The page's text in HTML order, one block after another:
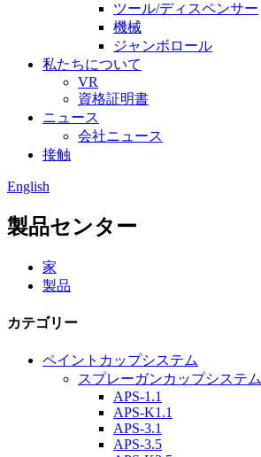
ツール/ディスペンサー
機械
ジャンボロール
私たちについて
VR
資格証明書
ニュース
会社ニュース
接触
English
製品センター
家
製品
カテゴリー
ペイントカップシステム
スプレーガンカップシステム
APS-1.1
APS-K1.1
APS-3.1
APS-3.5